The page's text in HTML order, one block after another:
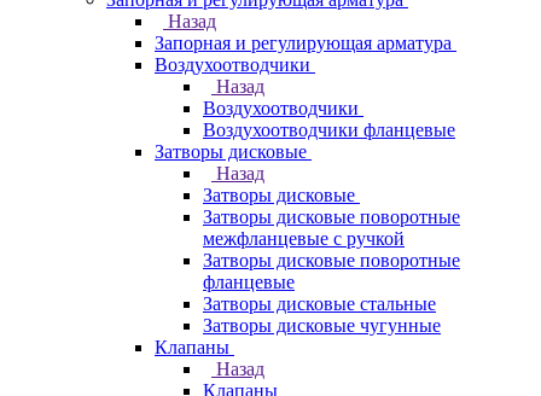
Назад
Запорная и регулирующая арматура
Воздухоотводчики
Назад
Воздухоотводчики
Воздухоотводчики фланцевые
Затворы дисковые
Назад
Затворы дисковые
Затворы дисковые поворотные
межфланцевые с ручкой
Затворы дисковые поворотные
фланцевые
Затворы дисковые стальные
Затворы дисковые чугунные
Клапаны
Назад
Клапаны